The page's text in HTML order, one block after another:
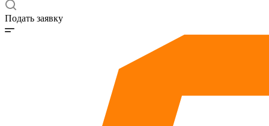
Подать заявку